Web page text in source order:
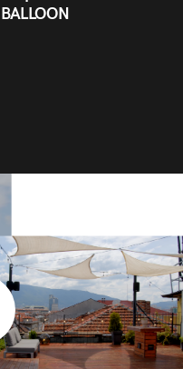
BALLOON